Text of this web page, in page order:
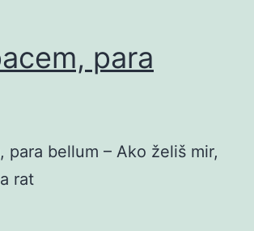
para
para bellum – Ako želiš mir,
rat